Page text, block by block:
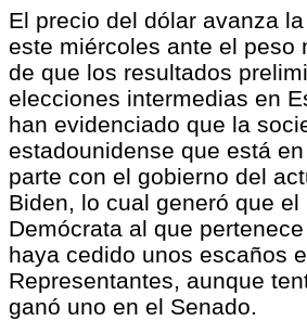
El precio del dólar avanza
este miércoles ante el peso
de que los resultados
elecciones intermedias en
han evidenciado que la
estadounidense que está
parte con el gobierno del
Biden, lo cual generó que el
Demócrata al que
haya cedido unos escaños
Representantes, aunque
ganó uno en el Senado.